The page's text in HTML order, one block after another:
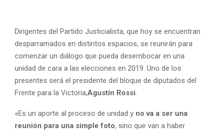
Dirigentes del Partido Justicialista, que hoy se encuentran
desparramados en distintos espacios, se reunirán para
comenzar un diálogo que pueda desembocar en una
unidad de cara a las elecciones en 2019. Uno de los
presentes será el presidente del bloque de diputados del
Frente para la Victoria,Agustín Rossi
«Es un aporte al proceso de unidad y no va a ser una
reunión para una simple foto, sino que van a haber